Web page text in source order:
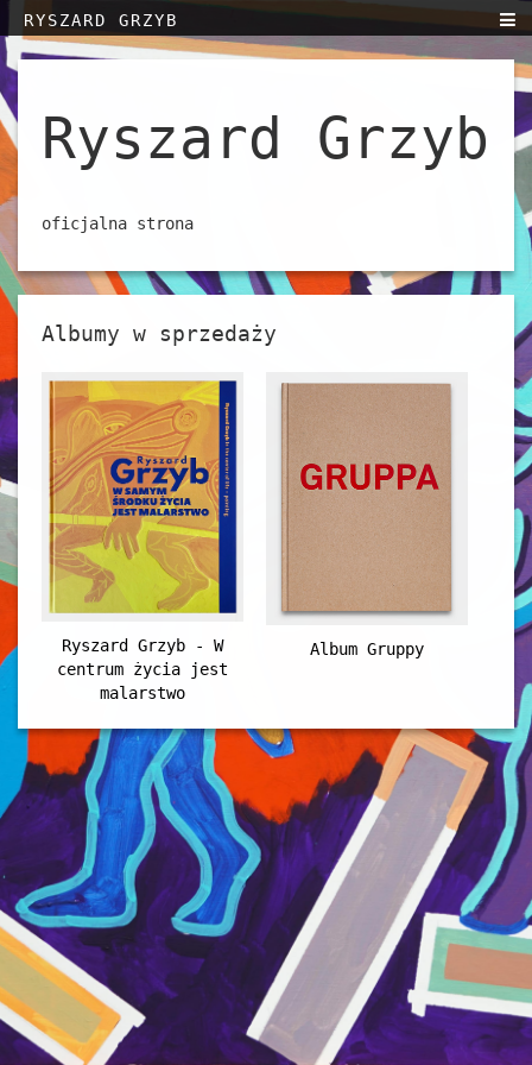
Ryszard Grzyb
oficjalna strona
Albumy w sprzedaży
Ryszard Grzyb - W
centrum życia jest
malarstwo
Album Gruppy
RYSZARD GRZYB
Home
Teksty
Sztuka
Polski